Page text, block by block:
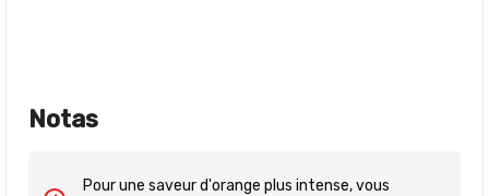
Notas
Pour une saveur d'orange plus intense, vous